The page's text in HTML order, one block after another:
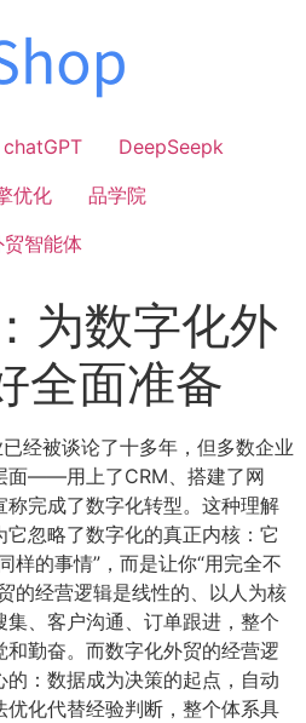
chatGPT
DeepSeepk
优化
品学院
贸智能体
为数字化外
全面准备
经被谈论了十多年，但多数企业
面——用上了CRM、搭建了网
完成了数字化转型。这种理解
忽略了数字化的真正内核：它
样的事情”，而是让你“用完全不
的经营逻辑是线性的、以人为核
、客户沟通、订单跟进，整个
勤奋。而数字化外贸的经营逻
：数据成为决策的起点，自动
化代替经验判断，整个体系具